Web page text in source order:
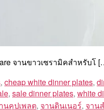
จานขาวเซรามิคสำหรับโ
, cheap white dinner plates,
, sale dinner plates, white
นคุปเพลต, จานดินเนอร์, จาน